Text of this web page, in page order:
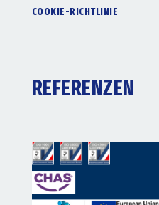
COOKIE-RICHTLINIE
REFERENZEN